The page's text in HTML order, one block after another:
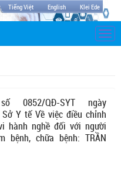
Tiếng Việt English Klei Ede
0852/QĐ-SYT ngày
Y tế Về việc điều chỉnh
hành nghề đối với người
bệnh, chữa bệnh: TRẦN